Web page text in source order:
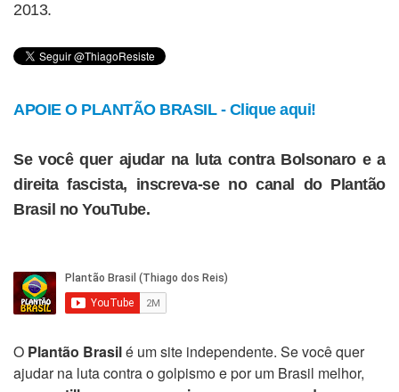
2013.
APOIE O PLANTÃO BRASIL - Clique aqui!
Se você quer ajudar na luta contra Bolsonaro e a
direita fascista, inscreva-se no canal do Plantão
Brasil no YouTube.
O Plantão Brasilé um site independente. Se você quer
ajudar na luta contra o golpismo e por um Brasil melhor,